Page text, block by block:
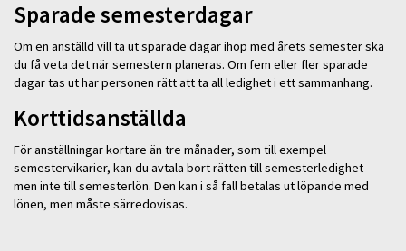
Sparade semesterdagar
Om en anställd vill ta ut sparade dagar ihop med årets semester ska
du få veta det när semestern planeras. Om fem eller fler sparade
dagar tas ut har personen rätt att ta all ledighet i ett sammanhang.
Korttidsanställda
För anställningar kortare än tre månader, som till exempel
semestervikarier, kan du avtala bort rätten till semesterledighet –
men inte till semesterlön. Den kan i så fall betalas ut löpande med
lönen, men måste särredovisas.